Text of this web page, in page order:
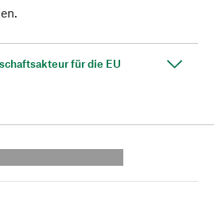
für die EU